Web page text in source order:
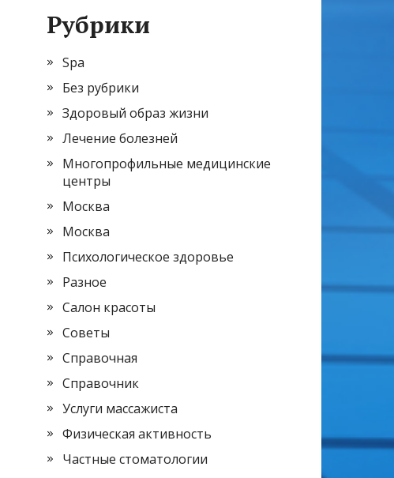
Рубрики
Spa
Без рубрики
Здоровый образ жизни
Лечение болезней
Многопрофильные медицинские
центры
Москва
Москва
Психологическое здоровье
Разное
Салон красоты
Советы
Справочная
Справочник
Услуги массажиста
Физическая активность
Частные стоматологии